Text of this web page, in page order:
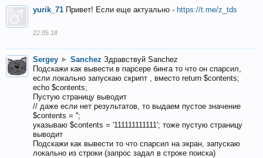
yurik_71 Привет! Если еще актуально - https://t.me/z_tds
22.05.18
Sergey ► Sanchez Здравствуй Sanchez
Подскажи как вывести в парсере бинга то что он спарсил,
если локально запускаю скрипт , вместо return $contents;
echo $contents;
Пустую страницу выводит
// даже если нет результатов, то выдаем пустое значение
$contents = '';
указываю $contents = '111111111111'; тоже пустую страницу
выводит
Подскажи как вывести то что спарсил на экран, запускаю
локально из строки (запрос задал в строке поиска)